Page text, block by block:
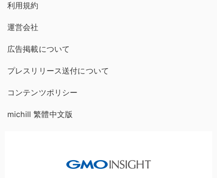
利用規約
運営会社
広告掲載について
プレスリリース送付について
コンテンツポリシー
michill 繁體中文版